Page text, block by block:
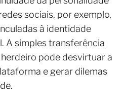
sociais, por exemplo,
à identidade
A simples transferência
pode desvirtuar a
e gerar dilemas